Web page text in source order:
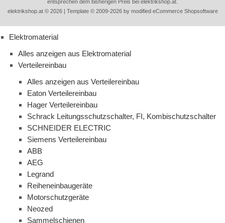
entsprechen dem bisherigen Preis bei elektrikshop.at.
elektrikshop.at © 2026 | Template © 2009-2026 by modified eCommerce Shopsoftware
Elektromaterial
Alles anzeigen aus Elektromaterial
Verteilereinbau
Alles anzeigen aus Verteilereinbau
Eaton Verteilereinbau
Hager Verteilereinbau
Schrack Leitungsschutzschalter, FI, Kombischutzschalter
SCHNEIDER ELECTRIC
Siemens Verteilereinbau
ABB
AEG
Legrand
Reiheneinbaugeräte
Motorschutzgeräte
Neozed
Sammelschienen